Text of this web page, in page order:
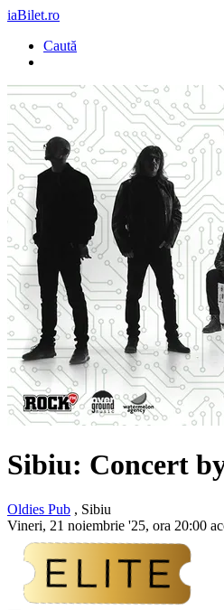
iaBilet.ro
Caută
Sibiu: Concert
Oldies Pub , Sibiu
Vineri, 21 noiembrie '25, ora 20:00